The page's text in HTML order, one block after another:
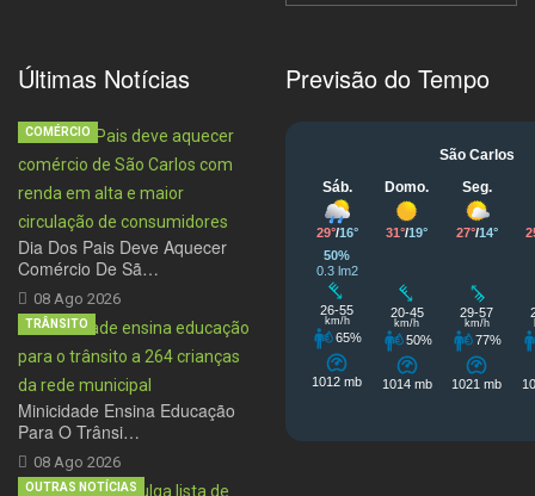
Últimas Notícias
Dia Dos Pais Deve Aquecer
Comércio De Sã…
08 Ago 2026
COMÉRCIO
Minicidade Ensina Educação
Para O Trânsi…
08 Ago 2026
TRÂNSITO
OUTRAS NOTÍCIAS
Previsão do Tempo